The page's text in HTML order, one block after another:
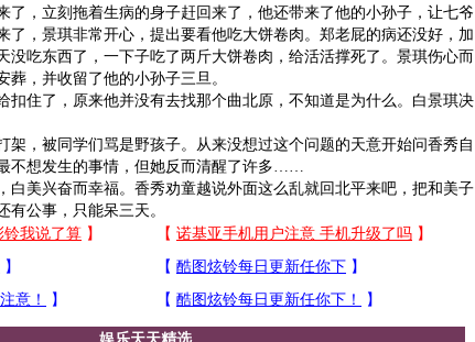
，立刻拖着生病的身子赶回来了，他还带来了他的小孙子，让七爷
了，景琪非常开心，提出要看他吃大饼卷肉。郑老屁的病还没好，加
没吃东西了，一下子吃了两斤大饼卷肉，给活活撑死了。景琪伤心而
葬，并收留了他的小孙子三旦。
住了，原来他并没有去找那个曲北原，不知道是为什么。白景琪决
，被同学们骂是野孩子。从来没想过这个问题的天意开始问香秀自
不想发生的事情，但她反而清醒了许多……
美兴奋而幸福。香秀劝童越说外面这么乱就回北平来吧，把和美子
有公事，只能呆三天。